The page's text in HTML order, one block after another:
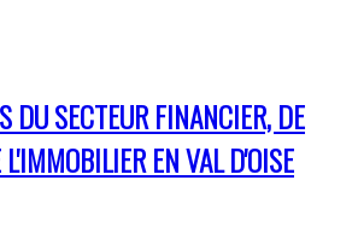
DU SECTEUR FINANCIER, DE
L'IMMOBILIER EN VAL D'OISE